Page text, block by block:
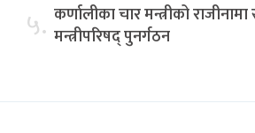
५. कर्णालीका चार मन्त्रीको
मन्त्रीपरिषद् पुनर्गठन